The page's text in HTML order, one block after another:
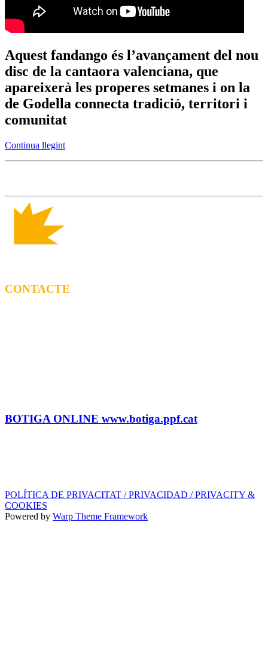
Aquest fandango és l’avançament del nou
disc de la cantaora valenciana, que
apareixerà les properes setmanes i on la
de Godella connecta tradició, territori i
comunitat
Continua llegint
CONTACTE
BOTIGA ONLINE www.botiga.ppf.cat
POLÍTICA DE PRIVACITAT / PRIVACIDAD / PRIVACITY &
COOKIES
Powered by Warp Theme Framework